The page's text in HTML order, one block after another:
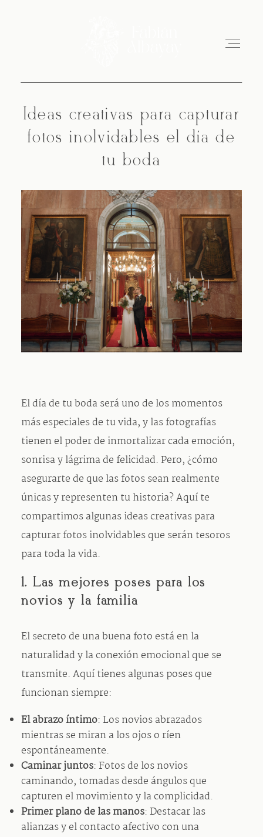
Ideas creativas para capturar
fotos inolvidables el día de
tu boda
El día de tu boda será uno de los momentos
más especiales de tu vida, y las fotografías
tienen el poder de inmortalizar cada emoción,
sonrisa y lágrima de felicidad. Pero, ¿cómo
asegurarte de que las fotos sean realmente
únicas y representen tu historia? Aquí te
compartimos algunas ideas creativas para
capturar fotos inolvidables que serán tesoros
para toda la vida.
1. Las mejores poses para los
novios y la familia
El secreto de una buena foto está en la
naturalidad y la conexión emocional que se
transmite. Aquí tienes algunas poses que
funcionan siempre:
El abrazo íntimo: Los novios abrazados
mientras se miran a los ojos o ríen
espontáneamente.
Caminar juntos: Fotos de los novios
caminando, tomadas desde ángulos que
capturen el movimiento y la complicidad.
Primer plano de las manos: Destacar las
alianzas y el contacto afectivo con una
Inicio
Portfolio
Blog
Contacto